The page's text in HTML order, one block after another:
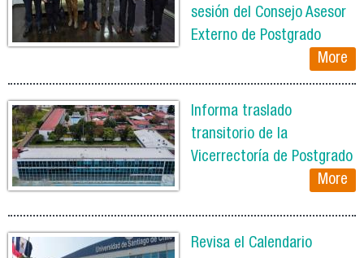
sesión del Consejo Asesor
Externo de Postgrado
More
Informa traslado
transitorio de la
Vicerrectoría de Postgrado
More
Revisa el Calendario